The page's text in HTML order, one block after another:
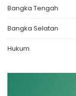
Bangka Tengah
Bangka Selatan
Hukum